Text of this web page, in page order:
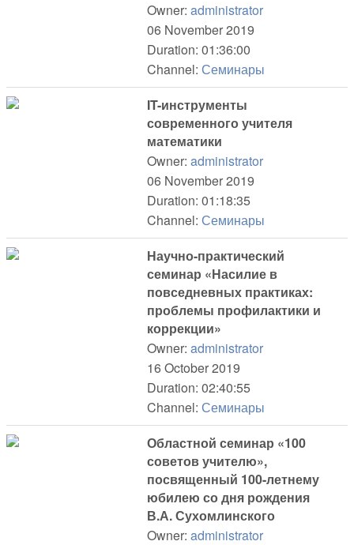
Owner: administrator
06 November 2019
Duration: 01:36:00
Channel: Семинары
IT-инструменты
современного учителя
математики
Owner: administrator
06 November 2019
Duration: 01:18:35
Channel: Семинары
Научно-практический
семинар «Насилие в
повседневных практиках:
проблемы профилактики и
коррекции»
Owner: administrator
16 October 2019
Duration: 02:40:55
Channel: Семинары
Областной семинар «100
советов учителю»,
посвященный 100-летнему
юбилею со дня рождения
В.А. Сухомлинского
Owner: administrator